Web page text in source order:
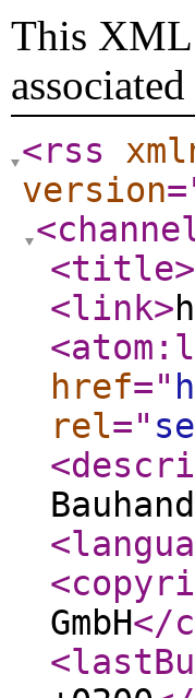
This XML
<rss
version
<title>
<link>
href="
rel="
GmbH</